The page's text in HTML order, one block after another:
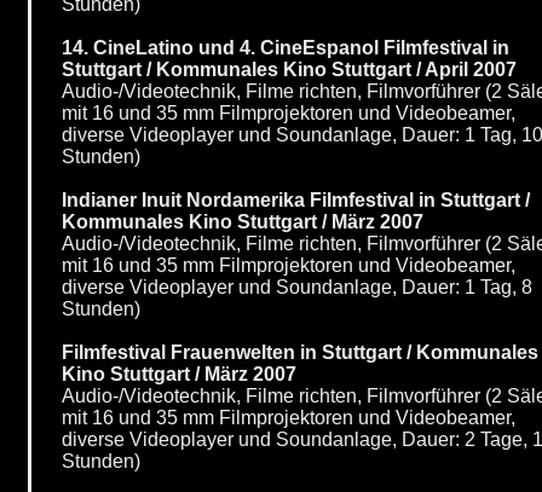
14. CineLatino und 4. CineEspanol Filmfestival in
Stuttgart / Kommunales Kino Stuttgart / April 2007
Audio-/Videotechnik, Filme richten, Filmvorführer (2
mit 16 und 35 mm Filmprojektoren und Videobeamer,
diverse Videoplayer und Soundanlage, Dauer: 1 Tag, 10
Stunden)
Indianer Inuit Nordamerika Filmfestival in Stuttgart /
Kommunales Kino Stuttgart / März 2007
Audio-/Videotechnik, Filme richten, Filmvorführer (2
mit 16 und 35 mm Filmprojektoren und Videobeamer,
diverse Videoplayer und Soundanlage, Dauer: 1 Tag, 8
Stunden)
Filmfestival Frauenwelten in Stuttgart / Kommunales
Kino Stuttgart / März 2007
Audio-/Videotechnik, Filme richten, Filmvorführer (2
mit 16 und 35 mm Filmprojektoren und Videobeamer,
diverse Videoplayer und Soundanlage, Dauer: 2 Tage,
Stunden)